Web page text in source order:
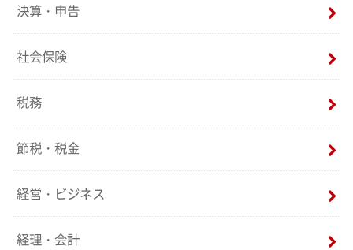
決算・申告
社会保険
税務
節税・税金
経営・ビジネス
経理・会計